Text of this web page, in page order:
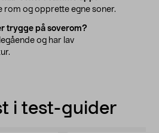
rom og opprette egne soner.
trygge på soverom?
og har lav
i test-guider